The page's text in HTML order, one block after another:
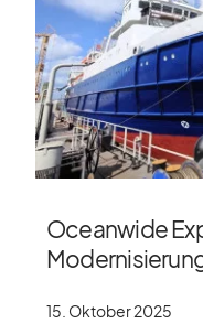
Oceanwide
15. Oktober 2025